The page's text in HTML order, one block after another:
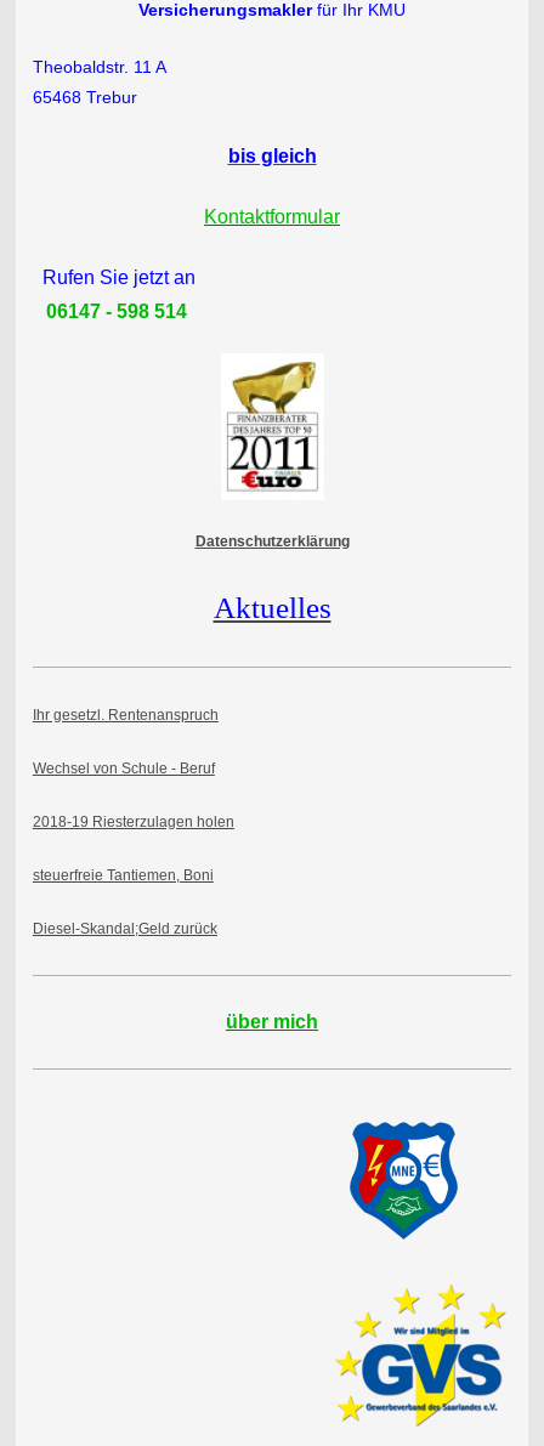
Versicherungsmaklerfür Ihr KMU
Theobaldstr. 11 A
65468 Trebur
bis gleich
Kontaktformular
Rufen Sie jetzt an
06147 - 598 514
Datenschutzerklärung
Aktuelles
Ihr gesetzl. Rentenanspruch
Wechsel von Schule - Beruf
2018-19 Riesterzulagen holen
steuerfreie Tantiemen, Boni
Diesel-Skandal;Geld zurück
über mich